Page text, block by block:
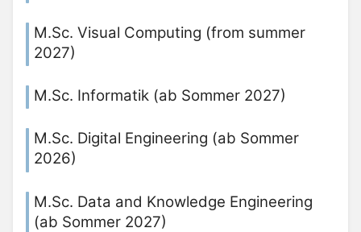
M.Sc. Visual Computing (from summer
2027)
M.Sc. Informatik (ab Sommer 2027)
M.Sc. Digital Engineering (ab Sommer
2026)
M.Sc. Data and Knowledge Engineering
(ab Sommer 2027)